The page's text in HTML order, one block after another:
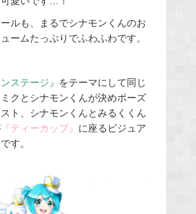
ルも、まるでシナモンくんのお
ームたっぷりでふわふわです。
ンステージ』 をテーマにして同じ
クとシナモンくんが決めポーズ
ト、シナモンくんとみるくくん
『ティーカップ』 に座るビジュア
す。